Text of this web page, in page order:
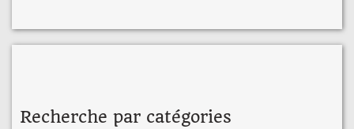
Recherche par catégories